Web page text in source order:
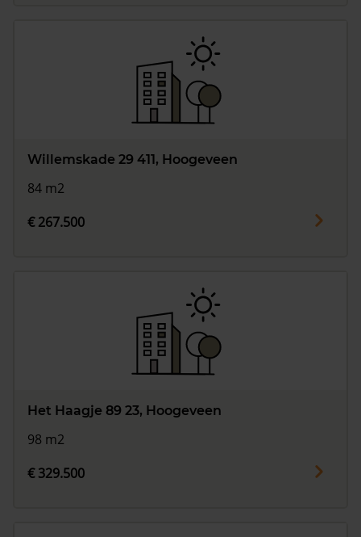
Willemskade 29 411, Hoogeveen
84 m2
€ 267.500
Het Haagje 89 23, Hoogeveen
98 m2
€ 329.500